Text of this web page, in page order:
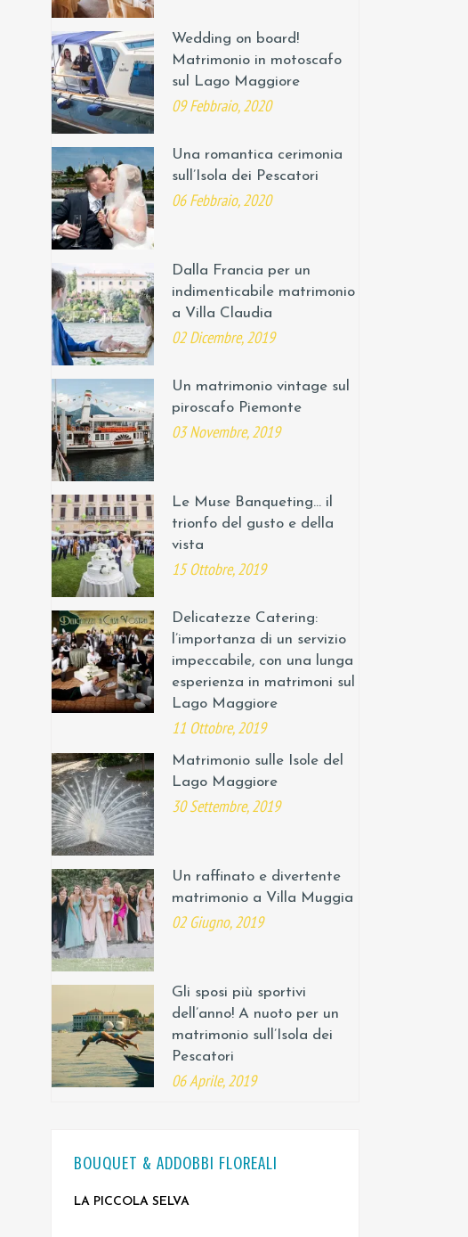
Wedding on board!
Matrimonio in motoscafo
sul Lago Maggiore
09 Febbraio, 2020
Una romantica cerimonia
sull’Isola dei Pescatori
06 Febbraio, 2020
Dalla Francia per un
indimenticabile matrimonio
a Villa Claudia
02 Dicembre, 2019
Un matrimonio vintage sul
piroscafo Piemonte
03 Novembre, 2019
Le Muse Banqueting… il
trionfo del gusto e della
vista
15 Ottobre, 2019
Delicatezze Catering:
l’importanza di un servizio
impeccabile, con una lunga
esperienza in matrimoni sul
Lago Maggiore
11 Ottobre, 2019
Matrimonio sulle Isole del
Lago Maggiore
30 Settembre, 2019
Un raffinato e divertente
matrimonio a Villa Muggia
02 Giugno, 2019
Gli sposi più sportivi
dell’anno! A nuoto per un
matrimonio sull’Isola dei
Pescatori
06 Aprile, 2019
BOUQUET & ADDOBBI FLOREALI
LA PICCOLA SELVA